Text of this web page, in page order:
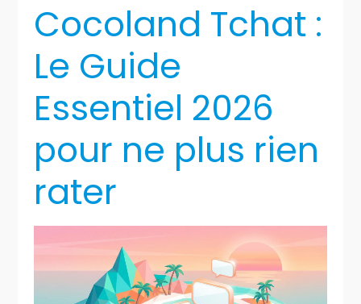
Cocoland Tchat :
Le Guide
Essentiel 2026
pour ne plus rien
rater